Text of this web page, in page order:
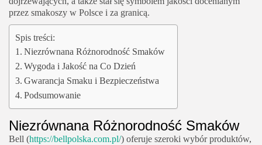
przez smakoszy w Polsce i za granicą.
Spis treści:
Niezrównana Różnorodność Smaków
Wygoda i Jakość na Co Dzień
Gwarancja Smaku i Bezpieczeństwa
Podsumowanie
Niezrównana Różnorodność Smaków
Bell (https://bellpolska.com.pl/) oferuje szeroki wybór produktów,